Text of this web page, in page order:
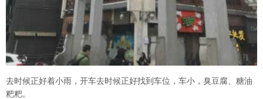
去时候正好着小雨，开车去时候正好找到车位，车小，臭豆腐、糖油
粑粑。